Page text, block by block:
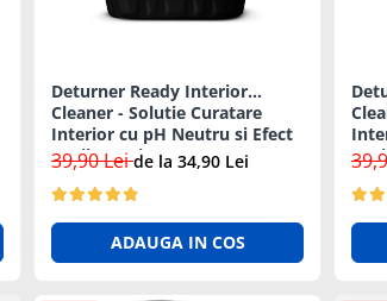
Deturner Ready Interior
Cleaner - Solutie Curatare
Interior cu pH Neutru si Efect
Antibacterian - 5L
39,90 Leide la 34,90 Lei
ADAUGA IN COS